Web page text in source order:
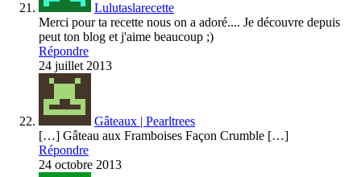
Lulutaslarecette
Merci pour ta recette nous on a adoré.... Je découvre depuis
peut ton blog et j'aime beaucoup ;)
Répondre
24 juillet 2013
Gâteaux | Pearltrees
[…] Gâteau aux Framboises Façon Crumble […]
Répondre
24 octobre 2013